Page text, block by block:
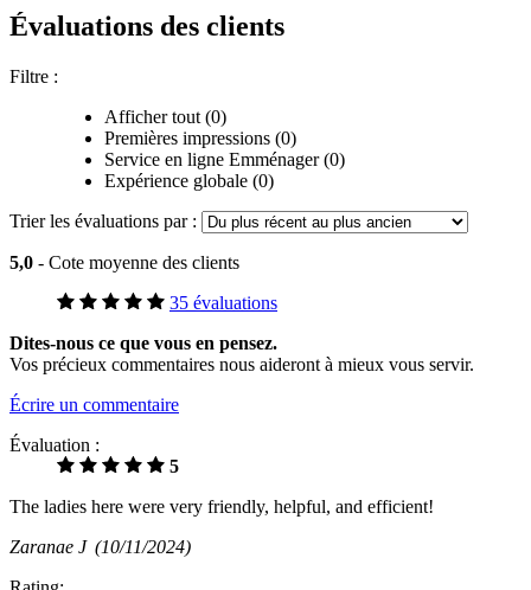
Évaluations des clients
Filtre :
Afficher tout (0)
Premières impressions (0)
Service en ligne Emménager (0)
Expérience globale (0)
Trier les évaluations par :
5,0 - Cote moyenne des clients
35 évaluations
Dites-nous ce que vous en pensez.
Vos précieux commentaires nous aideront à mieux vous servir.
Écrire un commentaire
Évaluation :
5
The ladies here were very friendly, helpful, and efficient!
Zaranae J (10/11/2024)